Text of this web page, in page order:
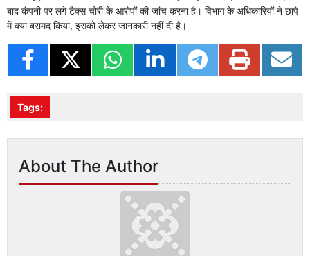
बाद कंपनी पर लगे टैक्स चोरी के आरोपों की जांच करना है। विभाग के अधिकारियों ने छापे
में क्या बरामद किया, इसको लेकर जानकारी नहीं दी है।
Tags:
About The Author